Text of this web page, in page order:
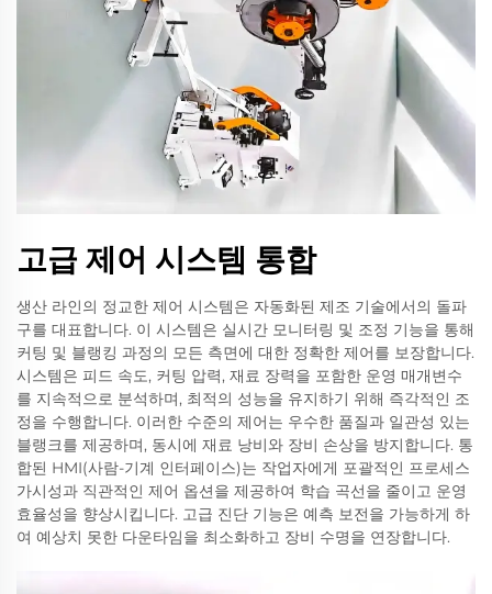
고급 제어 시스템 통합
생산 라인의 정교한 제어 시스템은 자동화된 제조 기술에서의 돌파
구를 대표합니다. 이 시스템은 실시간 모니터링 및 조정 기능을 통해
커팅 및 블랭킹 과정의 모든 측면에 대한 정확한 제어를 보장합니다.
시스템은 피드 속도, 커팅 압력, 재료 장력을 포함한 운영 매개변수
를 지속적으로 분석하며, 최적의 성능을 유지하기 위해 즉각적인 조
정을 수행합니다. 이러한 수준의 제어는 우수한 품질과 일관성 있는
블랭크를 제공하며, 동시에 재료 낭비와 장비 손상을 방지합니다. 통
합된 HMI(사람-기계 인터페이스)는 작업자에게 포괄적인 프로세스
가시성과 직관적인 제어 옵션을 제공하여 학습 곡선을 줄이고 운영
효율성을 향상시킵니다. 고급 진단 기능은 예측 보전을 가능하게 하
여 예상치 못한 다운타임을 최소화하고 장비 수명을 연장합니다.